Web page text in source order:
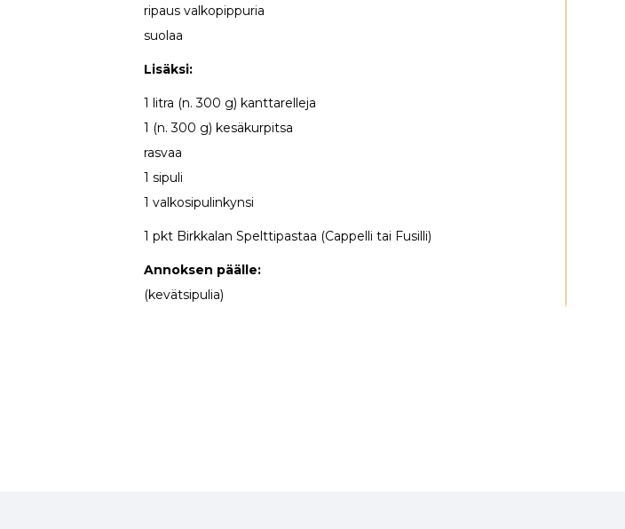
ripaus valkopippuria
suolaa
Lisäksi:
1 litra (n. 300 g) kanttarelleja
1 (n. 300 g) kesäkurpitsa
rasvaa
1 sipuli
1 valkosipulinkynsi
1 pkt Birkkalan Spelttipastaa (Cappelli tai Fusilli)
Annoksen päälle:
(kevätsipulia)